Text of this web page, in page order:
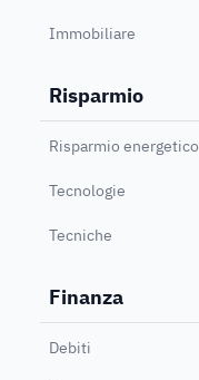
Immobiliare
Risparmio
Risparmio energetico
Tecnologie
Tecniche
Finanza
Debiti